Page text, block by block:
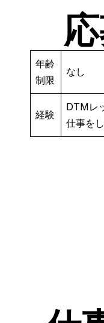
年齢
制限
なし
経験
DTMレ
仕事を